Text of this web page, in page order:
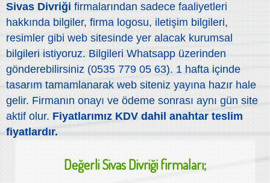
Sivas Divriğifirmalarından sadece faaliyetleri
hakkında bilgiler, firma logosu, iletişim bilgileri,
resimler gibi web sitesinde yer alacak kurumsal
bilgileri istiyoruz. Bilgileri Whatsapp üzerinden
gönderebilirsiniz (0535 779 05 63). 1 hafta içinde
tasarım tamamlanarak web siteniz yayına hazır hale
gelir. Firmanın onayı ve ödeme sonrası aynı gün site
aktif olur.Fiyatlarımız KDV dahil anahtar teslim
fiyatlardır.
DeğerliSivas Divriğifirmaları;